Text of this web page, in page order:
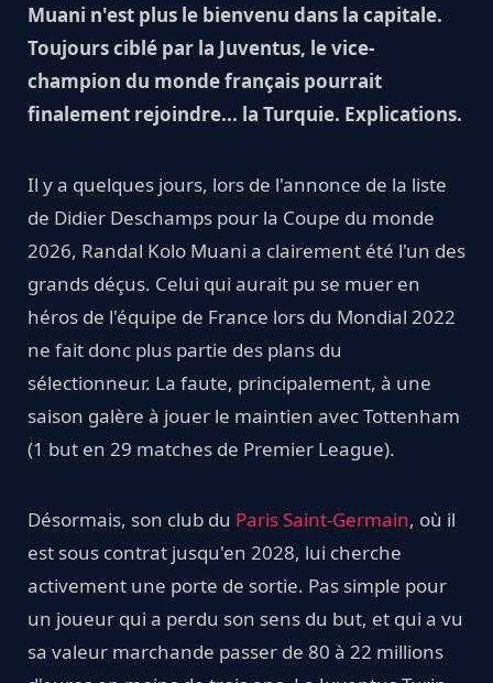
Muani n'est plus le bienvenu dans la capitale.
Toujours ciblé par la Juventus, le vice-
champion du monde français pourrait
finalement rejoindre... la Turquie. Explications.
Il y a quelques jours, lors de l'annonce de la liste
de Didier Deschamps pour la Coupe du monde
2026, Randal Kolo Muani a clairement été l'un des
grands déçus. Celui qui aurait pu se muer en
héros de l'équipe de France lors du Mondial 2022
ne fait donc plus partie des plans du
sélectionneur. La faute, principalement, à une
saison galère à jouer le maintien avec Tottenham
(1 but en 29 matches de Premier League).
Désormais, son club du Paris Saint-Germain, où il
est sous contrat jusqu'en 2028, lui cherche
activement une porte de sortie. Pas simple pour
un joueur qui a perdu son sens du but, et qui a vu
sa valeur marchande passer de 80 à 22 millions